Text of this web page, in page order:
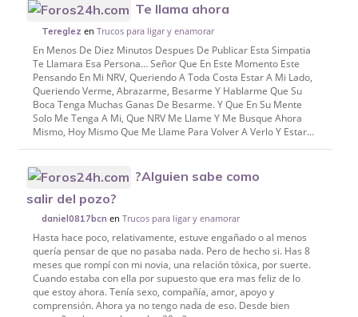
Te llama ahora
Tereglez enTrucos para ligar y enamorar
En Menos De Diez Minutos Despues De Publicar Esta Simpatia
Te Llamara Esa Persona… Señor Que En Este Momento Este
Pensando En Mi NRV, Queriendo A Toda Costa Estar A Mi Lado,
Queriendo Verme, Abrazarme, Besarme Y Hablarme Que Su
Boca Tenga Muchas Ganas De Besarme. Y Que En Su Mente
Solo Me Tenga A Mi, Que NRV Me Llame Y Me Busque Ahora
Mismo, Hoy Mismo Que Me Llame Para Volver A Verlo Y Estar...
?Alguien sabe como
salir del pozo?
daniel0817bcn enTrucos para ligar y enamorar
Hasta hace poco, relativamente, estuve engañado o al menos
quería pensar de que no pasaba nada. Pero de hecho si. Has 8
meses que rompí con mi novia, una relación tóxica, por suerte.
Cuando estaba con ella por supuesto que era mas feliz de lo
que estoy ahora. Tenía sexo, compañía, amor, apoyo y
comprensión. Ahora ya no tengo nada de eso. Desde bien